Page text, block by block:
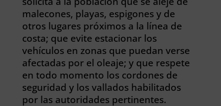
malecones, playas, espigones y de
otros lugares próximos a la línea de
costa; que evite estacionar los
vehículos en zonas que puedan verse
afectadas por el oleaje; y que respete
en todo momento los cordones de
seguridad y los vallados habilitados
por las autoridades pertinentes.